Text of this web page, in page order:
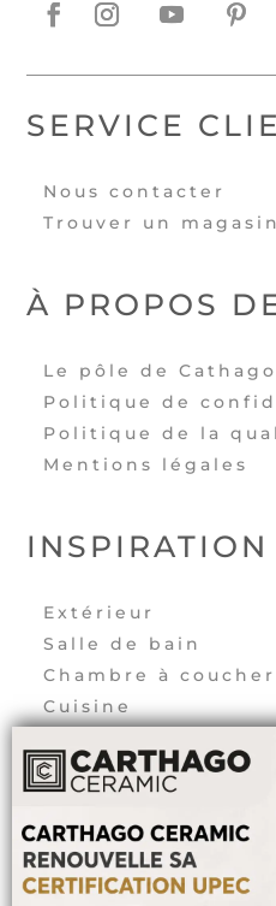
SERVICE
Nous contacter
Trouver un magasin
À PROPOS
Le pôle de Cathago
Politique de
Politique de la
Mentions légales
INSPIRATION
Extérieur
Salle de bain
Chambre à coucher
Cuisine